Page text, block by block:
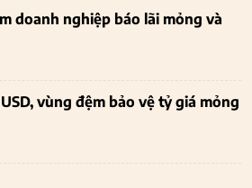
doanh nghiệp báo lãi mỏng và
vùng đệm bảo vệ tỷ giá mỏng